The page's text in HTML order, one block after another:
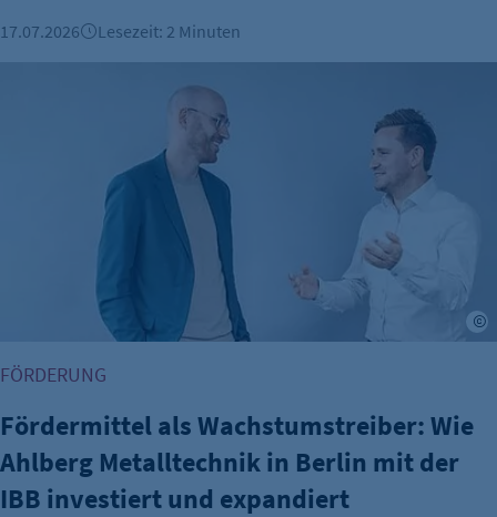
17.07.2026 Lesezeit: 2 Minuten
FÖRDERUNG
Fördermittel als Wachstumstreiber: Wie
Ahlberg Metalltechnik in Berlin mit der
IBB investiert und expandiert